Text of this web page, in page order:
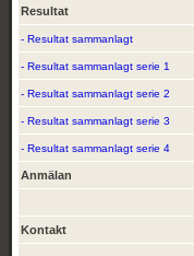
Resultat
- Resultat sammanlagt
- Resultat sammanlagt serie 1
- Resultat sammanlagt serie 2
- Resultat sammanlagt serie 3
- Resultat sammanlagt serie 4
Anmälan
Kontakt